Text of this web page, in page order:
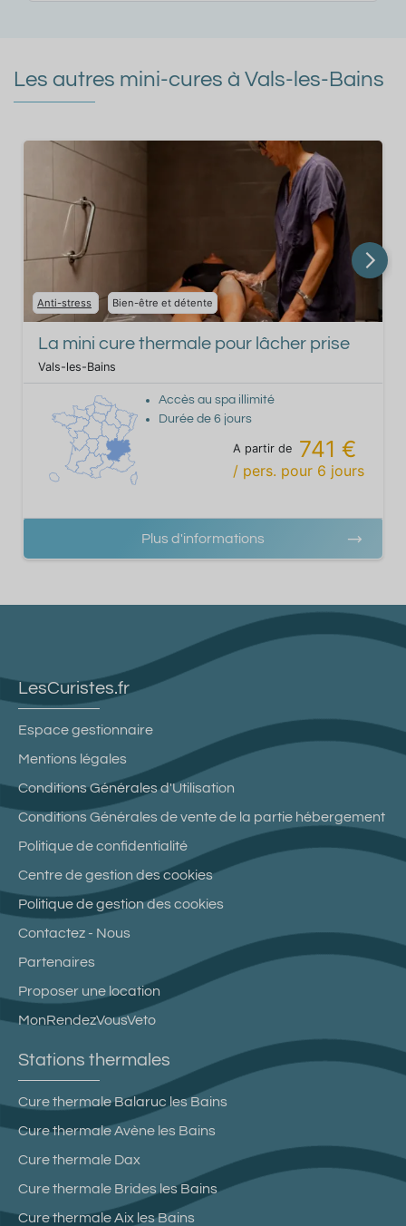
Les autres mini-cures à Vals-les-Bains
Anti-stress Bien-être et détente
La mini cure thermale pour lâcher prise
Vals-les-Bains
Accès au spa illimité
Durée de6 jours
A partir de 741 €
/ pers. pour 6 jours
Plus d'informations
LesCuristes.fr
Espace gestionnaire
Mentions légales
Conditions Générales d'Utilisation
Conditions Générales de vente de la partie hébergement
Politique de confidentialité
Centre de gestion des cookies
Politique de gestion des cookies
Contactez - Nous
Partenaires
Proposer une location
MonRendezVousVeto
Stations thermales
Cure thermale Balaruc les Bains
Cure thermale Avène les Bains
Cure thermale Dax
Cure thermale Brides les Bains
Cure thermale Aix les Bains